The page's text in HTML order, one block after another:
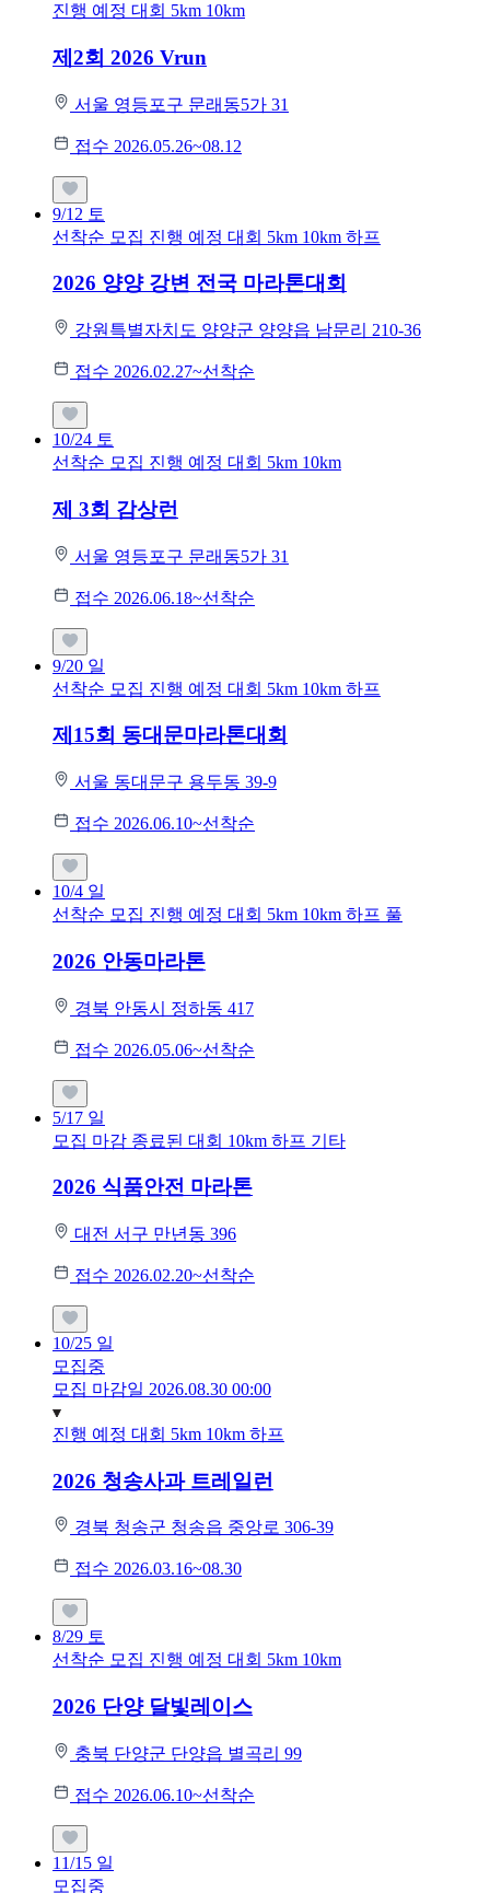
진행 예정 대회 5km 10km
제2회 2026 Vrun
서울 영등포구 문래동5가 31
접수 2026.05.26~08.12
9/12 토
선착순 모집 진행 예정 대회 5km 10km 하프
2026 양양 강변 전국 마라톤대회
강원특별자치도 양양군 양양읍 남문리 210-36
접수 2026.02.27~선착순
10/24 토
선착순 모집 진행 예정 대회 5km 10km
제 3회 감상런
서울 영등포구 문래동5가 31
접수 2026.06.18~선착순
9/20 일
선착순 모집 진행 예정 대회 5km 10km 하프
제15회 동대문마라톤대회
서울 동대문구 용두동 39-9
접수 2026.06.10~선착순
10/4 일
선착순 모집 진행 예정 대회 5km 10km 하프 풀
2026 안동마라톤
경북 안동시 정하동 417
접수 2026.05.06~선착순
5/17 일
모집 마감 종료된 대회 10km 하프 기타
2026 식품안전 마라톤
대전 서구 만년동 396
접수 2026.02.20~선착순
10/25 일
모집중
모집 마감일 2026.08.30 00:00
진행 예정 대회 5km 10km 하프
2026 청송사과 트레일런
경북 청송군 청송읍 중앙로 306-39
접수 2026.03.16~08.30
8/29 토
선착순 모집 진행 예정 대회 5km 10km
2026 단양 달빛레이스
충북 단양군 단양읍 별곡리 99
접수 2026.06.10~선착순
11/15 일
모집중